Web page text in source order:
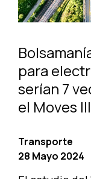
para
serían 7
el Moves III
Transporte
28 Mayo 2024